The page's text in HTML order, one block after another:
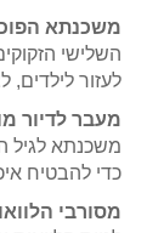
משכנתא
השלישי
לעזור לילדים,
מעבר לדיור
משכנתא לגיל
כדי להבטיח
מסורבי